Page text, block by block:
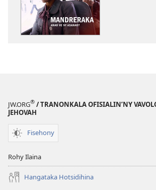
JW.ORG® / TRANONKALA OFISIALIN’NY
JEHOVAH
Fisehony
Rohy Ilaina
Hangataka Hotsidihina